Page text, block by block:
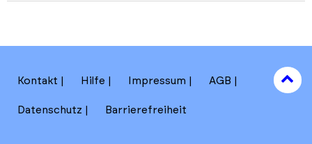
Kontakt Hilfe Impressum AGB
Datenschutz Barrierefreiheit
to
top